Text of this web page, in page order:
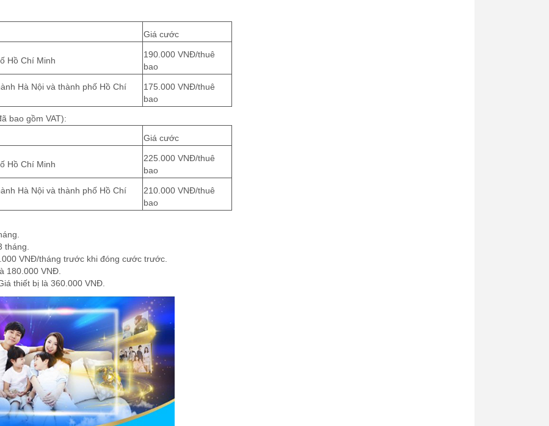
Giá cước
Hồ Chí Minh
190.000 VNĐ/thuê
bao
Hà Nội và thành phố Hồ Chí
175.000 VNĐ/thuê
bao
bao gồm VAT):
Giá cước
Hồ Chí Minh
225.000 VNĐ/thuê
bao
Hà Nội và thành phố Hồ Chí
210.000 VNĐ/thuê
bao
tháng.
VNĐ/tháng trước khi đóng cước trước.
180.000 VNĐ.
thiết bị là 360.000 VNĐ.